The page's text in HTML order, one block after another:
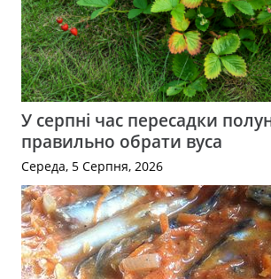
У серпні час пересадки
правильно обрати вуса
Середа, 5 Серпня, 2026